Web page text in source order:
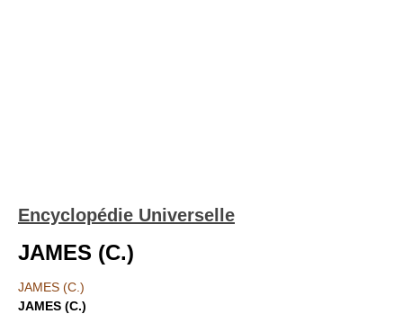
Encyclopédie Universelle
JAMES (C.)
JAMES (C.)
JAMES (C.)